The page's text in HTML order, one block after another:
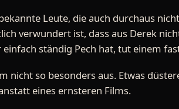
Leute, die auch durchaus
verwundert ist, dass aus Derek
ständig Pech hat, tut einem
nicht so besonders aus. Etwas
eines ernsteren Films.